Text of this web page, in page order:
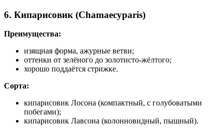
6. Кипарисовик (Chamaecyparis)
Преимущества:
изящная форма, ажурные ветви;
оттенки от зелёного до золотисто-жёлтого;
хорошо поддаётся стрижке.
Сорта:
кипарисовик Лосона (компактный, с голубоватыми
побегами);
кипарисовик Лавсона (колонновидный, пышный).